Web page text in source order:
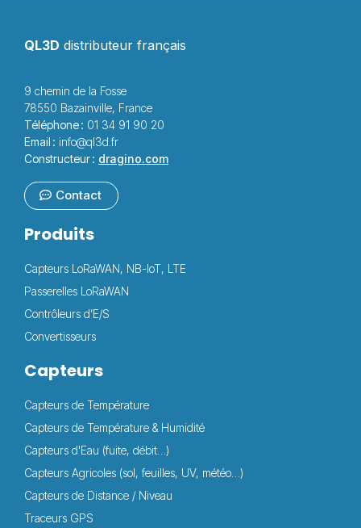
QL3D distributeur français
9 chemin de la Fosse
78550 Bazainville, France
Téléphone : 01 34 91 90 20
Email : info@ql3d.fr
Constructeur : dragino.com
Contact
Produits
Capteurs LoRaWAN, NB-IoT, LTE
Passerelles LoRaWAN
Contrôleurs d’E/S
Convertisseurs
Capteurs
Capteurs de Température
Capteurs de Température & Humidité
Capteurs d'Eau (fuite, débit…)
Capteurs Agricoles (sol, feuilles, UV, météo…)
Capteurs de Distance / Niveau
Traceurs GPS